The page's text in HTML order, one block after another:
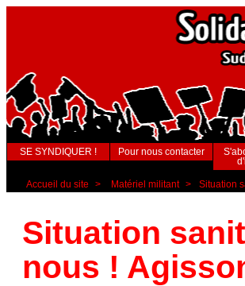
SE SYNDIQUER ! Pour nous contacter
Accueil du site > Matériel militant > Situation
Situation
nous !